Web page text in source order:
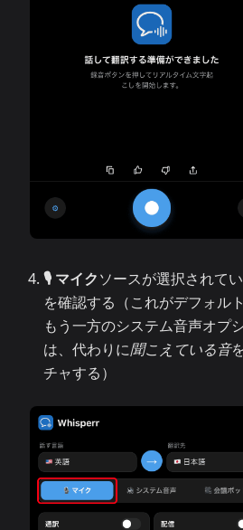
🎙️ マイクソースが選択されて
を確認する（これがデフォルト
もう一方のシステム音声オプ
は、代わりに聞こえている音
チャする）